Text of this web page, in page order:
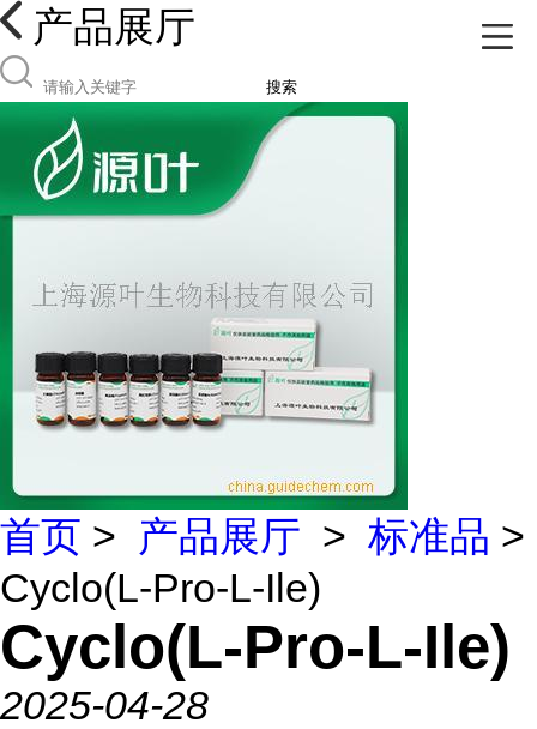
产品展厅
搜索
首页 > 产品展厅 > 标准品 >
Cyclo(L-Pro-L-Ile)
Cyclo(L-Pro-L-Ile)
2025-04-28